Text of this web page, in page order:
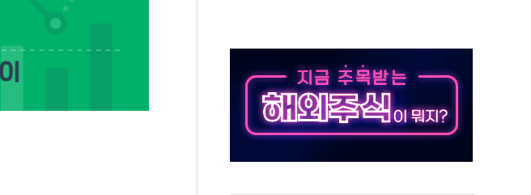
라 드론 전술, 중남미 콜롬비아에 새 안보 위기… 반군·마약카르텔이 습득해 전투 활용
해경, 독도 해상서 부유물 감긴 어선 구조
미군 "오산기지 누출, 백린 아닌 무해한 표면 부식 물질"
폐염산처리업체서 불 2시간30여분만에 진화...외국인 노동자 숨져
과 함께하는 '불금전파, 송정' 시즌2
원도 폭염특보 11일째…온열질환·가축 피해 최소화 '총력 대응'